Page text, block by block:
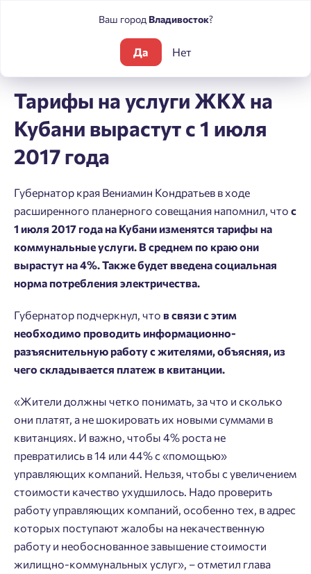
Тарифы на услуги ЖКХ на Кубани вырастут
Тарифы на услуги ЖКХ на
Кубани вырастут с 1 июля
2017 года
Губернатор края Вениамин Кондратьев в ходе
расширенного планерного совещания напомнил, что с
1 июля 2017 года на Кубани изменятся тарифы на
коммунальные услуги. В среднем по краю они
вырастут на 4%. Также будет введена социальная
норма потребления электричества.
Губернатор подчеркнул, что в связи с этим
необходимо проводить информационно-
разъяснительную работу с жителями, объясняя, из
чего складывается платеж в квитанции.
«Жители должны четко понимать, за что и сколько
они платят, а не шокировать их новыми суммами в
квитанциях. И важно, чтобы 4% роста не
превратились в 14 или 44% с «помощью»
управляющих компаний. Нельзя, чтобы с увеличением
стоимости качество ухудшилось. Надо проверить
работу управляющих компаний, особенно тех, в адрес
которых поступают жалобы на некачественную
работу и необоснованное завышение стоимости
жилищно-коммунальных услуг», – отметил глава
Ваш город Владивосток?
Да Нет